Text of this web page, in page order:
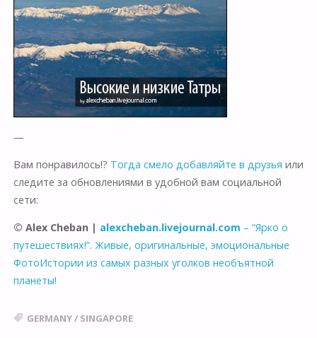
—
Вам понравилось!? Тогда смело добавляйте в друзья или
следите за обновлениями в удобной вам социальной
сети:
© Alex Cheban | alexcheban.livejournal.com – “Ярко о
путешествиях!”. Живые, оригинальные, эмоциональные
ФотоИстории из самых разных уголков необъятной
планеты!
GERMANY/ SINGAPORE